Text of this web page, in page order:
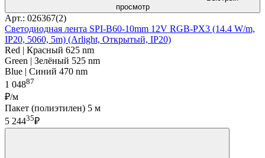
просмотр
Арт.: 026367(2)
Светодиодная лента SPI-B60-10mm 12V RGB-PX3 (14.4 W/m,
IP20, 5060, 5m) (Arlight, Открытый, IP20)
Red | Красный 625 nm
Green | Зелёный 525 nm
Blue | Синий 470 nm
1 04887
₽/м
Пакет (полиэтилен) 5 м
5 24435₽